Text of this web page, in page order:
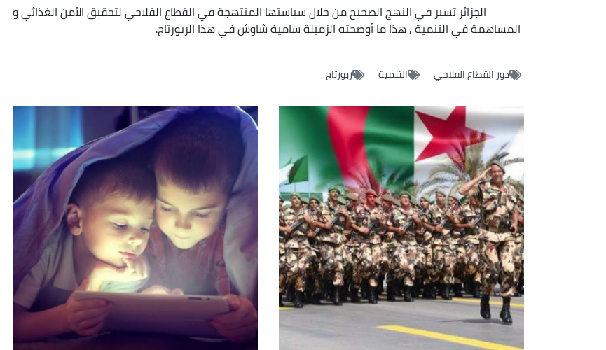
keys
volume.
الجزائر تسير في النهج الصحيح من خلال سياستها المنتهجة في القطاع الفلاحي لتحقيق الأمن الغذائي و
المساهمة في التنمية , هذا ما أوضحته الزميلة سامية شاوش في هذا الربورتاج.
دور القطاع الفلاحي التنمية ربورتاج